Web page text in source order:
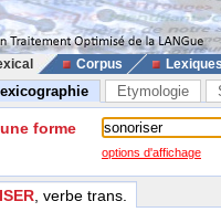
Corpus
Etymologie
forme
options d'affichage
, verbe trans.